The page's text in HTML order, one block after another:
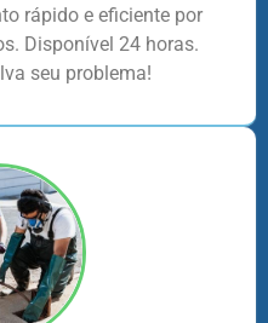
rápido e eficiente por
Disponível 24 horas.
seu problema!